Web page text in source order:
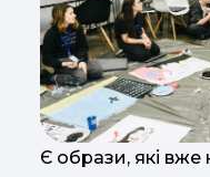
Є образи, які